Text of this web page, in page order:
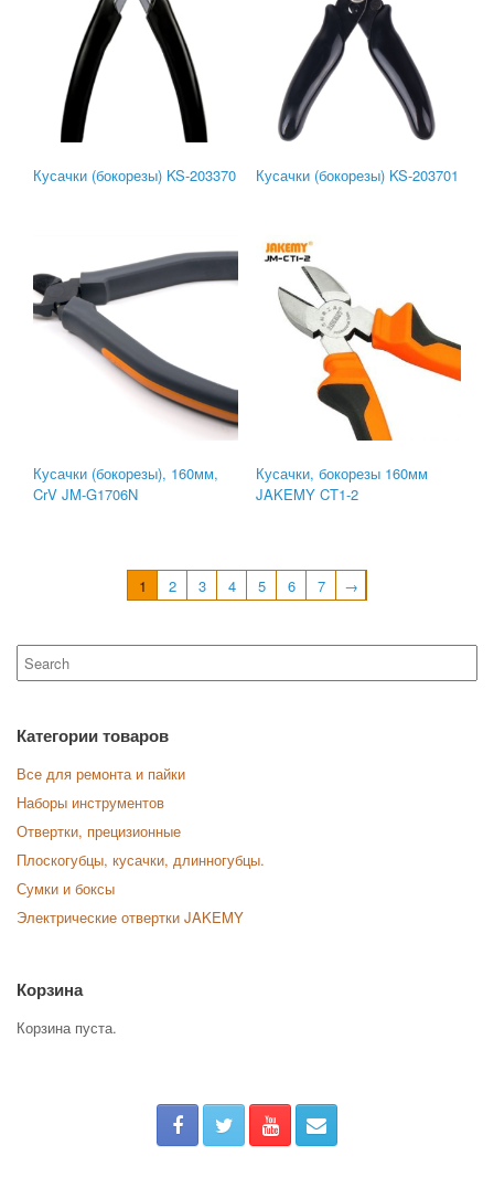
Кусачки (бокорезы) KS-203370 Кусачки (бокорезы) KS-203701
Кусачки (бокорезы), 160мм,
CrV JM-G1706N
Кусачки, бокорезы 160мм
JAKEMY CT1-2
1 2 3 4 5 6 7 →
Search
for:
Категории товаров
Все для ремонта и пайки
Наборы инструментов
Отвертки, прецизионные
Плоскогубцы, кусачки, длинногубцы.
Сумки и боксы
Электрические отвертки JAKEMY
Корзина
Корзина пуста.